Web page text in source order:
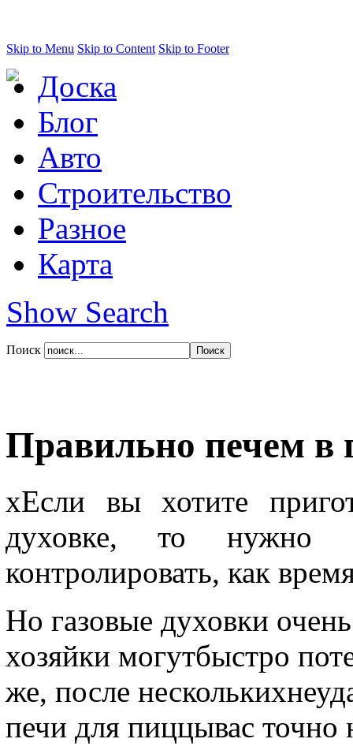
Skip to Menu Skip to Content Skip to Footer
Доска
Блог
Авто
Строительство
Разное
Карта
Show Search
Поиск
Правильно печем в
xЕсли вы хотите
духовке, то нужно
контролировать, как
Но газовые духовки
хозяйки могутбыстро
же, после
печи для пиццывас точно